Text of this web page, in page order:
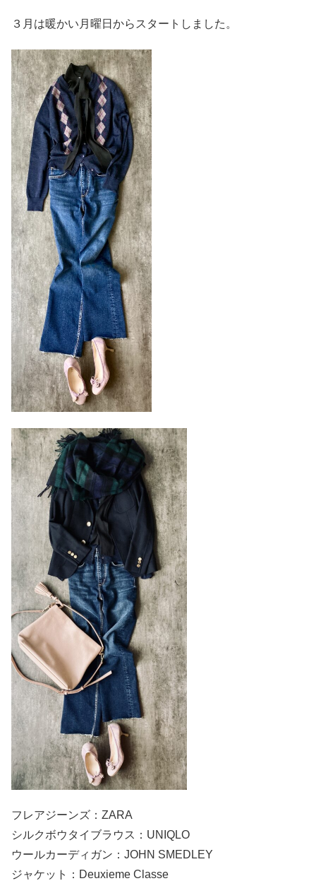
３月は暖かい月曜日からスタートしました。
フレアジーンズ：ZARA
シルクボウタイブラウス：UNIQLO
ウールカーディガン：JOHN SMEDLEY
ジャケット：Deuxieme Classe